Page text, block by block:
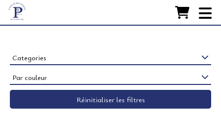
Categories
Par couleur
Réinitialiser les filtres
ACCESSOIRES